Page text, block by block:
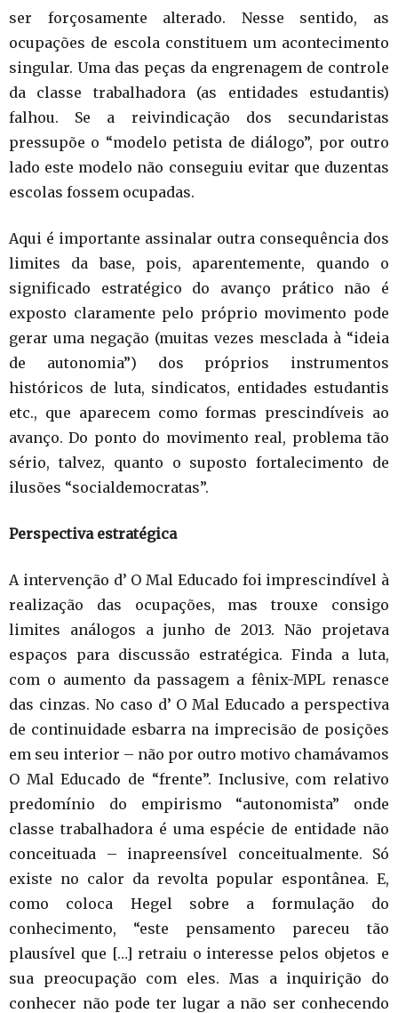
ser forçosamente alterado. Nesse sentido, as
ocupações de escola constituem um acontecimento
singular. Uma das peças da engrenagem de controle
da classe trabalhadora (as entidades estudantis)
falhou. Se a reivindicação dos secundaristas
pressupõe o “modelo petista de diálogo”, por outro
lado este modelo não conseguiu evitar que duzentas
escolas fossem ocupadas.
Aqui é importante assinalar outra consequência dos
limites da base, pois, aparentemente, quando o
significado estratégico do avanço prático não é
exposto claramente pelo próprio movimento pode
gerar uma negação (muitas vezes mesclada à “ideia
de autonomia”) dos próprios instrumentos
históricos de luta, sindicatos, entidades estudantis
etc., que aparecem como formas prescindíveis ao
avanço. Do ponto do movimento real, problema tão
sério, talvez, quanto o suposto fortalecimento de
ilusões “socialdemocratas”.
Perspectiva estratégica
A intervenção d’ O Mal Educado foi imprescindível à
realização das ocupações, mas trouxe consigo
limites análogos a junho de 2013. Não projetava
espaços para discussão estratégica. Finda a luta,
com o aumento da passagem a fênix-MPL renasce
das cinzas. No caso d’ O Mal Educado a perspectiva
de continuidade esbarra na imprecisão de posições
em seu interior – não por outro motivo chamávamos
O Mal Educado de “frente”. Inclusive, com relativo
predomínio do empirismo “autonomista” onde
classe trabalhadora é uma espécie de entidade não
conceituada – inapreensível conceitualmente. Só
existe no calor da revolta popular espontânea. E,
como coloca Hegel sobre a formulação do
conhecimento, “este pensamento pareceu tão
plausível que […] retraiu o interesse pelos objetos e
sua preocupação com eles. Mas a inquirição do
conhecer não pode ter lugar a não ser conhecendo